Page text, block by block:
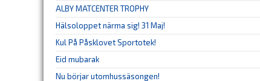
ALBY MATCENTER TROPHY
Hälsoloppet närma sig! 31 Maj!
Kul På Påsklovet Sportotek!
Eid mubarak
Nu börjar utomhussäsongen!